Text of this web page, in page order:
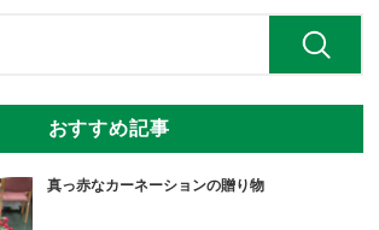
おすすめ記事
真っ赤なカーネーションの贈り物